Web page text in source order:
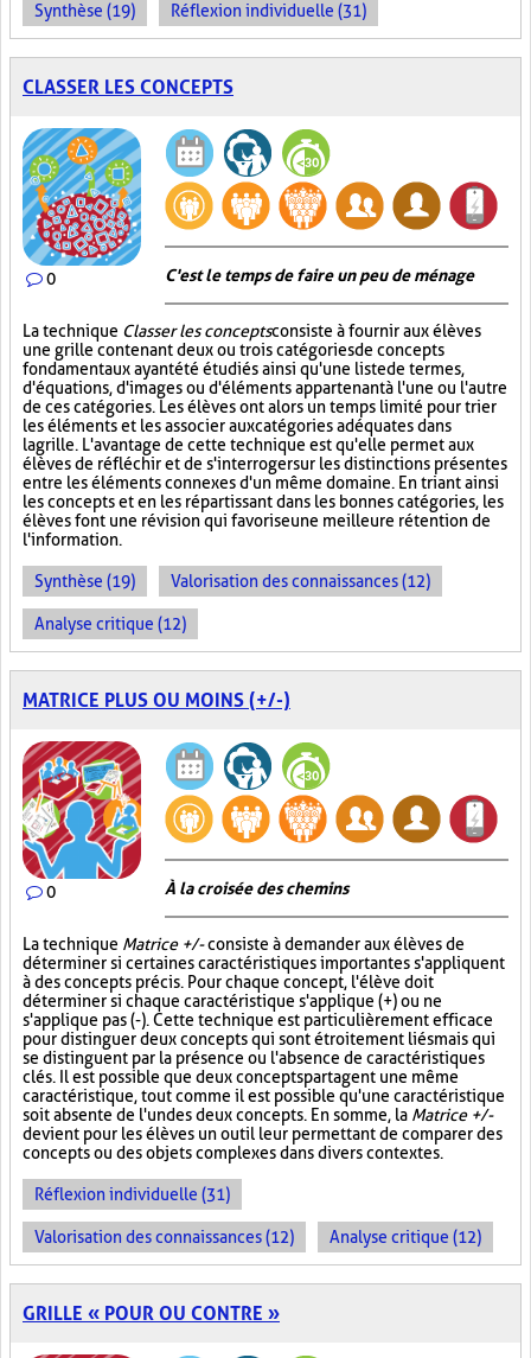
Synthèse (19) Réflexion individuelle (31)
CLASSER LES CONCEPTS
0 C'est le temps de faire un peu de ménage
La technique Classer les conceptsconsiste à fournir aux élèves
une grille contenant deux ou trois catégories de concepts
fondamentaux ayant été étudiés ainsi qu'une liste de termes,
d'équations, d'images ou d'éléments appartenant à l'une ou l'autre
de ces catégories. Les élèves ont alors un temps limité pour trier
les éléments et les associer aux catégories adéquates dans
la grille. L'avantage de cette technique est qu'elle permet aux
élèves de réfléchir et de s'interroger sur les distinctions présentes
entre les éléments connexes d'un même domaine. En triant ainsi
les concepts et en les répartissant dans les bonnes catégories, les
élèves font une révision qui favorise une meilleure rétention de
l'information.
Synthèse (19) Valorisation des connaissances (12)
Analyse critique (12)
MATRICE PLUS OU MOINS (+/-)
0 À la croisée des chemins
La technique Matrice +/-consiste à demander aux élèves de
déterminer si certaines caractéristiques importantes s'appliquent
à des concepts précis. Pour chaque concept, l'élève doit
déterminer si chaque caractéristique s'applique (+) ou ne
s'applique pas (-). Cette technique est particulièrement efficace
pour distinguer deux concepts qui sont étroitement liés mais qui
se distinguent par la présence ou l'absence de caractéristiques
clés. Il est possible que deux concepts partagent une même
caractéristique, tout comme il est possible qu'une caractéristique
soit absente de l'un des deux concepts. En somme, la Matrice +/-
devient pour les élèves un outil leur permettant de comparer des
concepts ou des objets complexes dans divers contextes.
Réflexion individuelle (31)
Valorisation des connaissances (12) Analyse critique (12)
GRILLE « POUR OU CONTRE »